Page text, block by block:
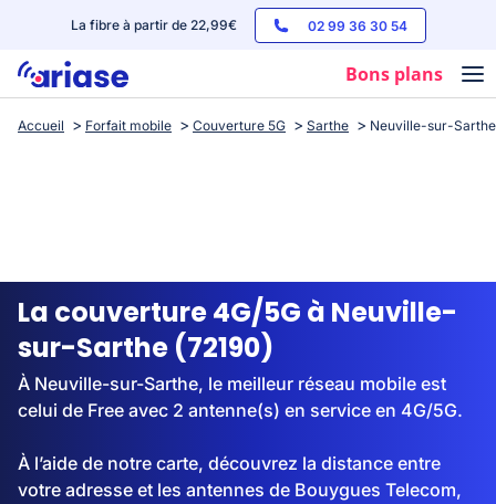
La fibre à partir de 22,99€ 02 99 36 30 54
Bons plans
Box internet
Streaming
Accueil Forfait mobile Couverture 5G Sarthe Neuville-sur-Sarthe
La couverture 4G/5G à Neuville-
sur-Sarthe (72190)
À Neuville-sur-Sarthe, le meilleur réseau mobile est
celui de Free avec 2 antenne(s) en service en 4G/5G.
À l’aide de notre carte, découvrez la distance entre
votre adresse et les antennes de Bouygues Telecom,